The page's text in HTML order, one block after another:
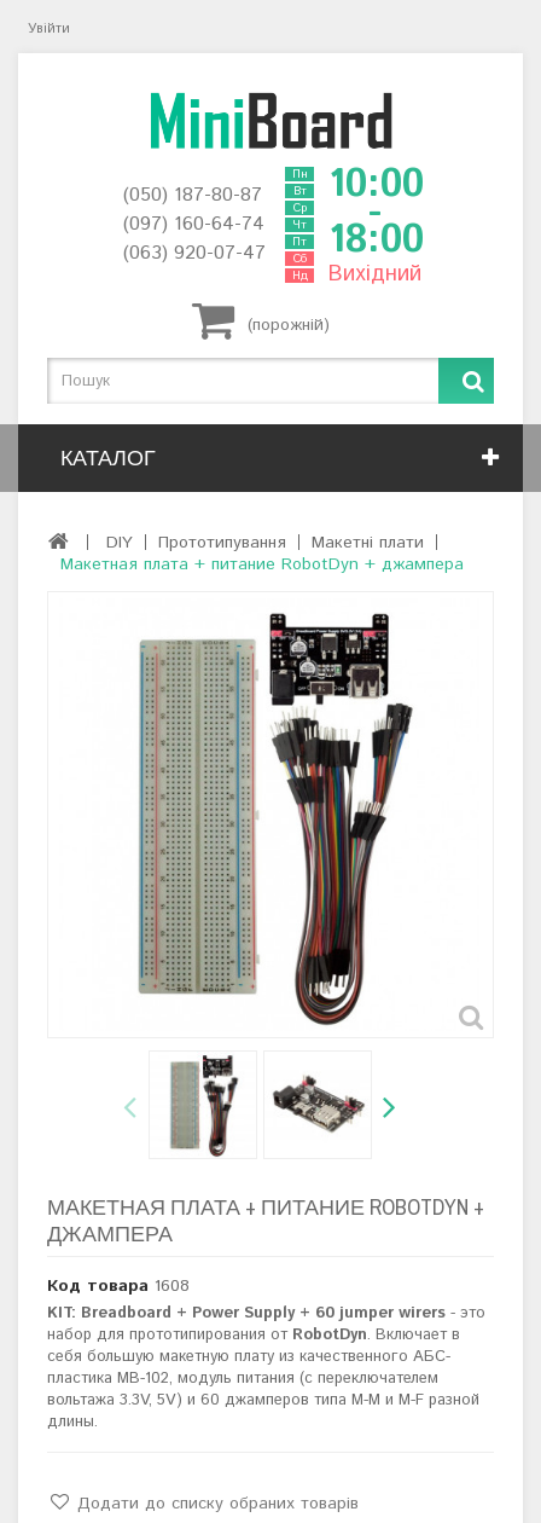
Увійти
(порожній)
(050) 187-80-87
(097) 160-64-74
(063) 920-07-47
Пн
Вт
Ср
Чт
Пт
Сб
Нд
10:00
-
18:00
Вихідний
КАТАЛОГ
DIY Прототипування
Макетні плати
Макетная плата + питание RobotDyn + джампера
МАКЕТНАЯ ПЛАТА + ПИТАНИЕ ROBOTDYN +
ДЖАМПЕРА
Код товара 1608
KIT: Breadboard + Power Supply + 60 jumper wirers - это
набор для прототипирования от RobotDyn. Включает в
себя большую макетную плату из качественного АБС-
пластика MB-102, модуль питания (с переключателем
вольтажа 3.3V, 5V) и 60 джамперов типа M-M и M-F разной
длины.
Додати до списку обраних товарів